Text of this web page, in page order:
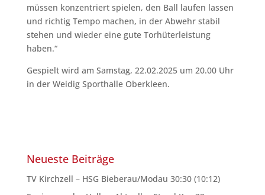
müssen konzentriert spielen, den Ball laufen lassen
und richtig Tempo machen, in der Abwehr stabil
stehen und wieder eine gute Torhüterleistung
haben.“
Gespielt wird am Samstag, 22.02.2025 um 20.00 Uhr
in der Weidig Sporthalle Oberkleen.
Neueste Beiträge
TV Kirchzell – HSG Bieberau/Modau 30:30 (10:12)